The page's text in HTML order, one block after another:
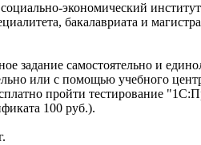
экономический
бакалавриата и
задание самостоятельно и
или с помощью учебного
пройти тестирование
100 руб.).